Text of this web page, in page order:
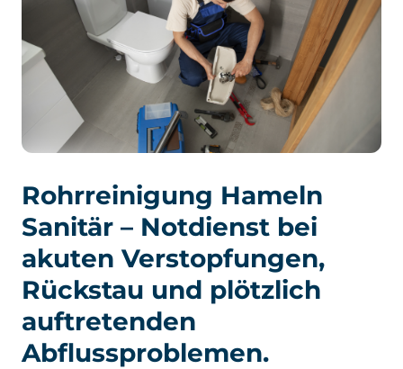
Rohrreinigung Hameln
Sanitär – Notdienst bei
akuten Verstopfungen,
Rückstau und plötzlich
auftretenden
Abflussproblemen.